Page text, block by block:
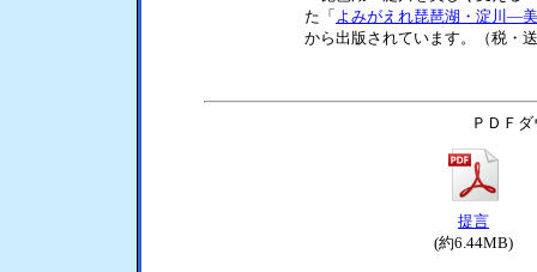
た「 よみがえれ琵琶湖・淀川―
から出版されています。（税・
ＰＤＦ
提言
(約6.44MB)